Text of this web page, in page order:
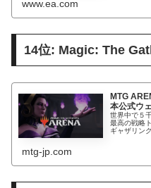
www.ea.com
14位: Magic: The
MTG
本公式ウ
世界中で５
最高の戦略
ギャザリン
mtg-jp.com